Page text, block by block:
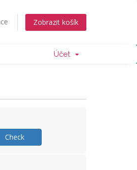
Zobrazit košík
Účet
Check